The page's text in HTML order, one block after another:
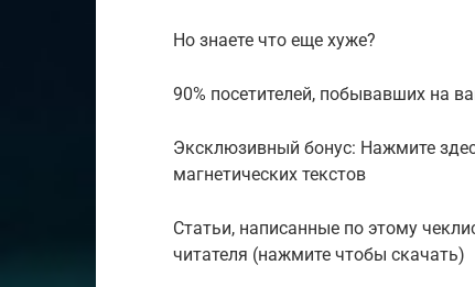
Но знаете что еще хуже?
90% посетителей, побывавших на
Эксклюзивный бонус: Нажмите
магнетических текстов
Статьи, написанные по этому
читателя (нажмите чтобы скачать)